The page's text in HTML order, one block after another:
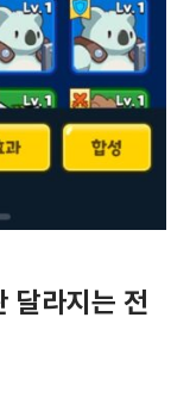
달라지는 전